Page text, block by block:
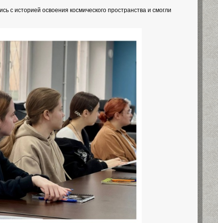
с историей освоения космического пространства и смогли